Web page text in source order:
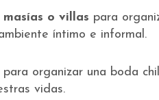
masías o villas para
íntimo e informal.
organizar una boda
vidas.